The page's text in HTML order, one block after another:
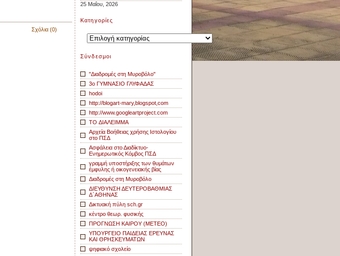
Σχόλια (0)
25 Μαΐου, 2026
Kατηγορίες
Kατηγορίες
Σύνδεσμοι
"Διαδρομές στη Μυροβόλο"
3o ΓΥΜΝΑΣΙΟ ΓΛΥΦΑΔΑΣ
hodoi
http://blogart-mary,blogspot,com
http://www.googleartproject.com
TO ΔΙΑΛΕΙΜΜΑ
Αρχεία Βοήθειας χρήσης Ιστολογίου
στο ΠΣΔ
Ασφάλεια στο Διαδίκτυο-
Ενημερωτικός Κόμβος ΠΣΔ
γραμμή υποστήριξης των θυμάτων
έμφυλης ή οικογενειακής βίας
Διαδρομές στη Μυροβόλο
ΔΙΕΥΘΥΝΣΗ ΔΕΥΤΕΡΟΒΑΘΜΙΑΣ
Δ΄ΑΘΗΝΑΣ
Δικτυακή πύλη sch.gr
κέντρο θεωρ. φυσικής
ΠΡΟΓΝΩΣΗ ΚΑΙΡΟΥ (METEO)
ΥΠΟΥΡΓΕΙΟ ΠΑΙΔΕΙΑΣ ΕΡΕΥΝΑΣ
ΚΑΙ ΘΡΗΣΚΕΥΜΑΤΩΝ
ψηφιακό σχολείο